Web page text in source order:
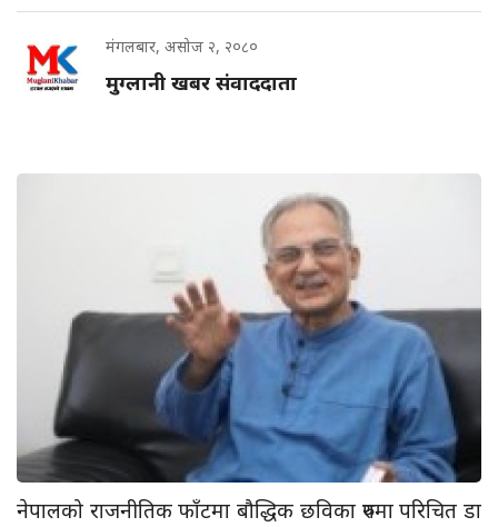
मंगलबार, असोज २, २०८०
मुग्लानी खबर संवाददाता
नेपालको राजनीतिक फाँटमा बौद्धिक छविका रुपमा परिचित डा